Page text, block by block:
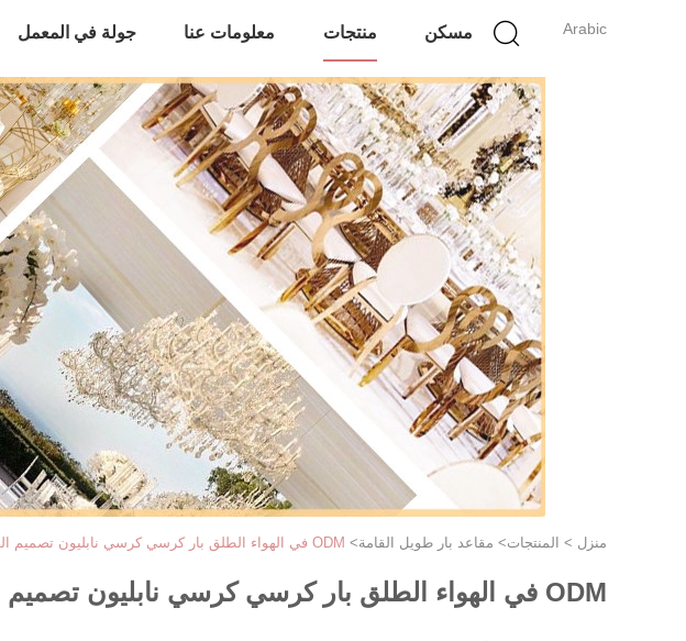
Arabic مسكن منتجات معلومات عنا جولة في المعمل
منزل > المنتجات> مقاعد بار طويل القامة> ODM في الهواء الطلق بار كرسي كرسي نابليون تصميم الظهر
ODM في الهواء الطلق بار كرسي كرسي نابليون تصميم الظهر